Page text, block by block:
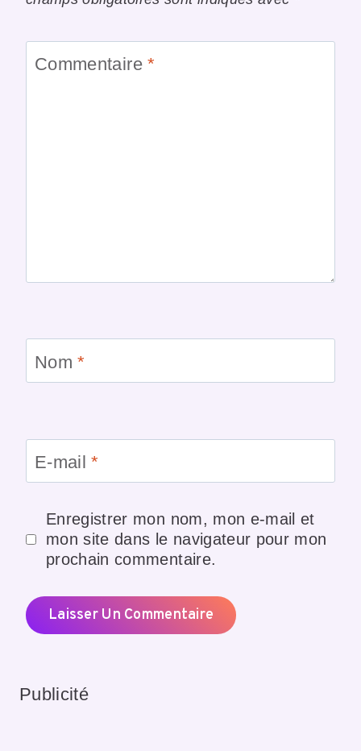
Commentaire*
Nom*
E-mail*
Enregistrer mon nom, mon e-mail et
mon site dans le navigateur pour mon
prochain commentaire.
Publicité